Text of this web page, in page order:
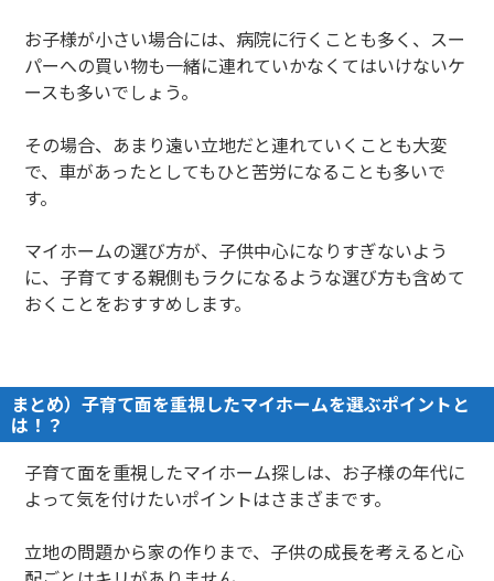
お子様が小さい場合には、病院に行くことも多く、スー
パーへの買い物も一緒に連れていかなくてはいけないケ
ースも多いでしょう。
その場合、あまり遠い立地だと連れていくことも大変
で、車があったとしてもひと苦労になることも多いで
す。
マイホームの選び方が、子供中心になりすぎないよう
に、子育てする親側もラクになるような選び方も含めて
おくことをおすすめします。
まとめ）子育て面を重視したマイホームを選ぶポイントと
は！？
子育て面を重視したマイホーム探しは、お子様の年代に
よって気を付けたいポイントはさまざまです。
立地の問題から家の作りまで、子供の成長を考えると心